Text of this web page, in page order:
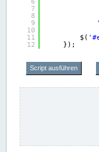
7
8
9
10
11
12
$(
});
Script ausführen